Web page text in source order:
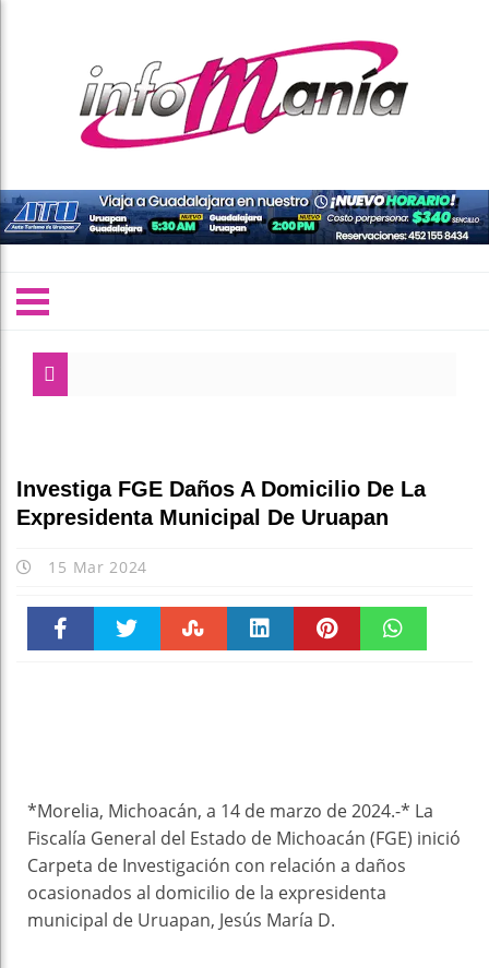
Investiga FGE Daños A Domicilio De La
Expresidenta Municipal De Uruapan
15 Mar 2024
*Morelia, Michoacán, a 14 de marzo de 2024.-* La
Fiscalía General del Estado de Michoacán (FGE) inició
Carpeta de Investigación con relación a daños
ocasionados al domicilio de la expresidenta
municipal de Uruapan, Jesús María D.